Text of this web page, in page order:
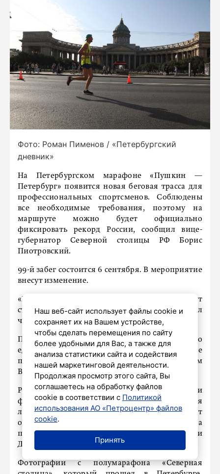
Фото: Роман Пименов / «Петербургский
дневник»
На Петербургском марафоне «Пушкин —
Петербург» появится новая беговая трасса для
профессиональных спортсменов. Соблюдены
все необходимые требования, поэтому на
маршруте можно будет официально
фиксировать рекорд России, сообщил вице-
губернатор Северной столицы РФ Борис
Пиотровский.
99-й забег состоится 6 сентября. В мероприятие
внесут изменение.
«Профессиональные атлеты впервые будут
стартовать с Сарицкой улицы», — отметил
чиновник.
Пиотровский подчеркнул, что устранено
единственное ограничение, которое не
позволяло трассе соответствовать требованиям
Всемирной легкоатлетической ассоциации.
Ранее расстояние между точками старта и
финиша превышало допустимые нормы. Для
любителей и массовых участников маршрут
останется прежним — их забег начнется на
пересечении Петербургского шоссе и
Детскосельского бульвара.
Фотографии с полумарафона «Северная
Наш веб-сайт использует файлы cookie и
сохраняет их на Вашем устройстве,
чтобы сделать перемещения по сайту
более удобными для Вас, а также для
анализа статистики сайта и содействия
нашей маркетинговой деятельности.
Продолжая просмотр этого сайта, Вы
соглашаетесь на обработку файлов
cookie в соответствии с Политикой
использования АО «Петроцентр» файлов
cookie.
Принять